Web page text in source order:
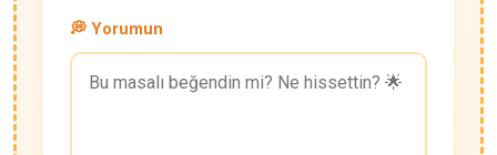
💭 Yorumun